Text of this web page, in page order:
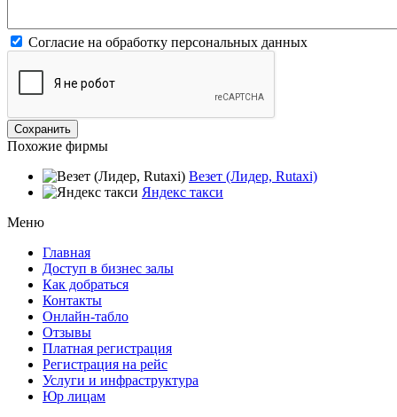
Согласие на обработку персональных данных
Похожие фирмы
Везет (Лидер, Rutaxi)
Яндекс такси
Меню
Главная
Доступ в бизнес залы
Как добраться
Контакты
Онлайн-табло
Отзывы
Платная регистрация
Регистрация на рейс
Услуги и инфраструктура
Юр лицам